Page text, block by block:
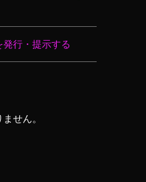
行・提示する
せん。